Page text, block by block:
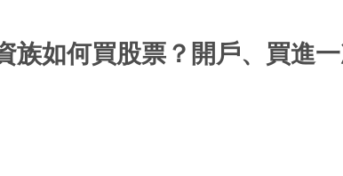
族如何買股票？開戶、買進